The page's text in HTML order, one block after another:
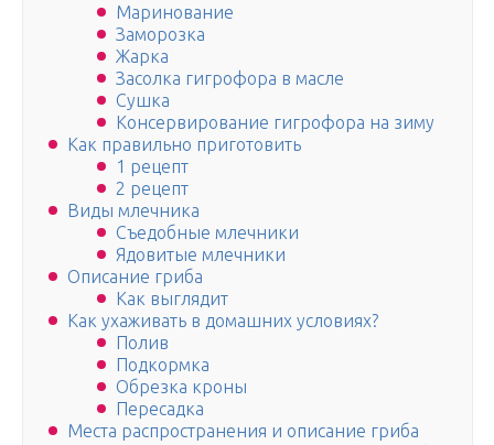
Маринование
Заморозка
Жарка
Засолка гигрофора в масле
Сушка
Консервирование гигрофора на зиму
Как правильно приготовить
1 рецепт
2 рецепт
Виды млечника
Съедобные млечники
Ядовитые млечники
Описание гриба
Как выглядит
Как ухаживать в домашних условиях?
Полив
Подкормка
Обрезка кроны
Пересадка
Места распространения и описание гриба